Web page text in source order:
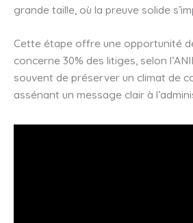
grande taille, où la preuve solide
Cette étape offre une opportunité
concerne 30% des litiges, selon
souvent de préserver un climat de
assénant un message clair à